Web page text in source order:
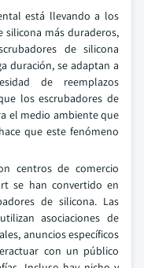
está llevando a los
silicona más duraderos,
de silicona
duración, se adaptan a
de reemplazos
los escrubadores de
el medio ambiente que
que este fenómeno
centros de comercio
se han convertido en
de silicona. Las
asociaciones de
anuncios específicos
con un público